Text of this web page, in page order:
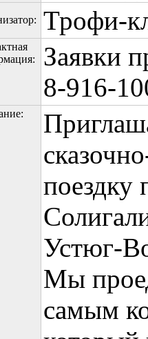
Трофи-
Заявки
8-916-
Устюг-
Мы
самым